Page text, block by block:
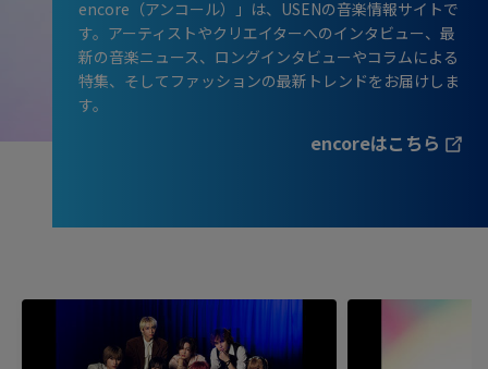
encore（アンコール）」は、USENの音楽情報サイトで
す。アーティストやクリエイターへのインタビュー、最
新の音楽ニュース、ロングインタビューやコラムによる
特集、そしてファッションの最新トレンドをお届けしま
す。
encoreはこちら